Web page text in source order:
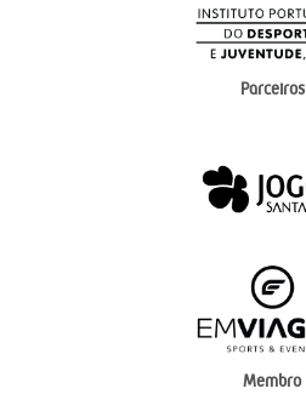
Parceiros
Membro